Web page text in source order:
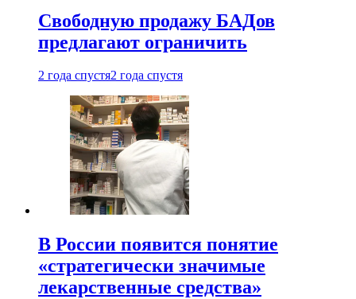
Свободную продажу БАДов
предлагают ограничить
2 года спустя2 года спустя
В России появится понятие
«стратегически значимые
лекарственные средства»